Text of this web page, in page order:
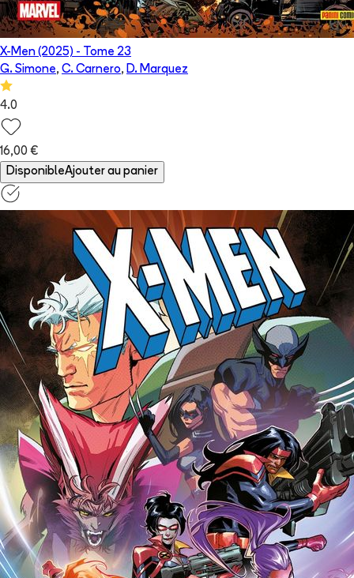
X-Men (2025) - Tome 23
G. Simone, C. Carnero, D. Marquez
4.0
16,00 €
DisponibleAjouter au panier